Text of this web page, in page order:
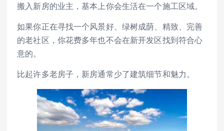
搬入新房的业主，基本上你会生活在一个施工区域。
如果你正在寻找一个风景好、绿树成荫、精致、完善
的老社区，你花费多年也不会在新开发区找到符合心
意的。
比起许多老房子，新房通常少了建筑细节和魅力。